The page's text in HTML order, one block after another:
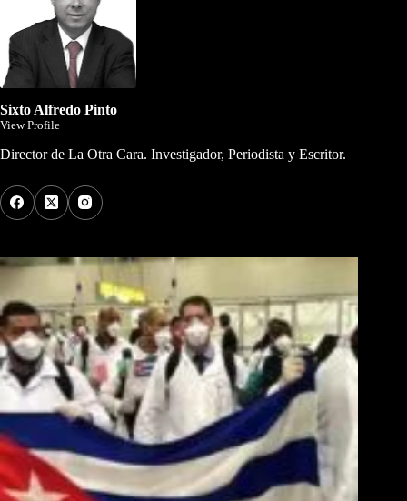
Sixto Alfredo Pinto
View Profile
Director de La Otra Cara. Investigador, Periodista y Escritor.